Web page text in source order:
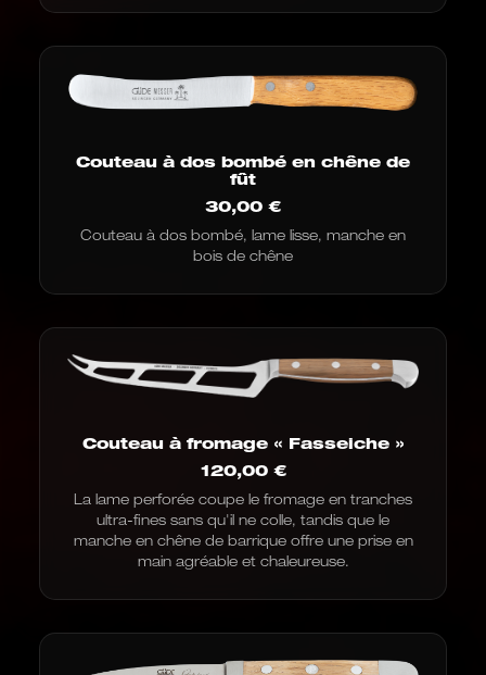
Couteau à dos bombé en chêne de
fût
30,00 €
Couteau à dos bombé, lame lisse, manche en
bois de chêne
Couteau à fromage « Fasseiche »
120,00 €
La lame perforée coupe le fromage en tranches
ultra-fines sans qu'il ne colle, tandis que le
manche en chêne de barrique offre une prise en
main agréable et chaleureuse.